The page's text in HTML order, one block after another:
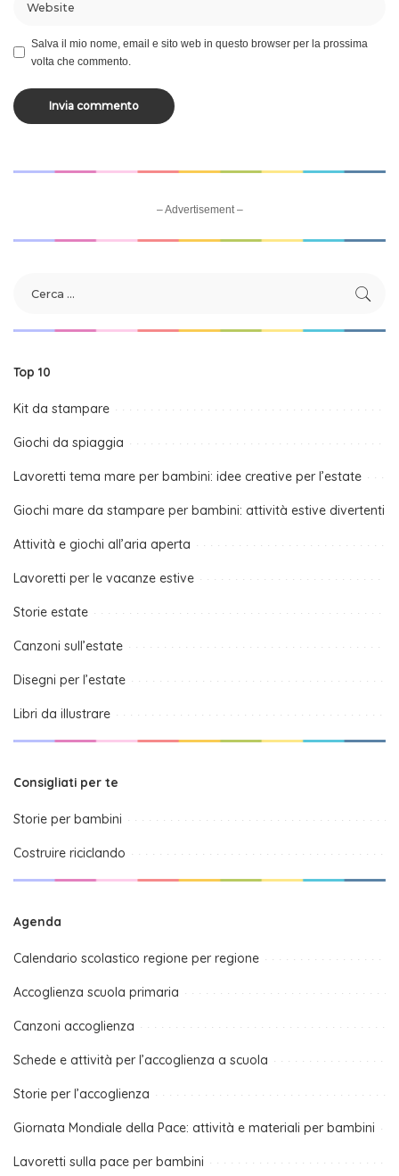
Salva il mio nome, email e sito web in questo browser per la prossima
volta che commento.
– Advertisement –
Top 10
Kit da stampare
Giochi da spiaggia
Lavoretti tema mare per bambini: idee creative per l’estate
Giochi mare da stampare per bambini: attività estive divertenti
Attività e giochi all’aria aperta
Lavoretti per le vacanze estive
Storie estate
Canzoni sull’estate
Disegni per l’estate
Libri da illustrare
Consigliati per te
Storie per bambini
Costruire riciclando
Agenda
Calendario scolastico regione per regione
Accoglienza scuola primaria
Canzoni accoglienza
Schede e attività per l’accoglienza a scuola
Storie per l’accoglienza
Giornata Mondiale della Pace: attività e materiali per bambini
Lavoretti sulla pace per bambini